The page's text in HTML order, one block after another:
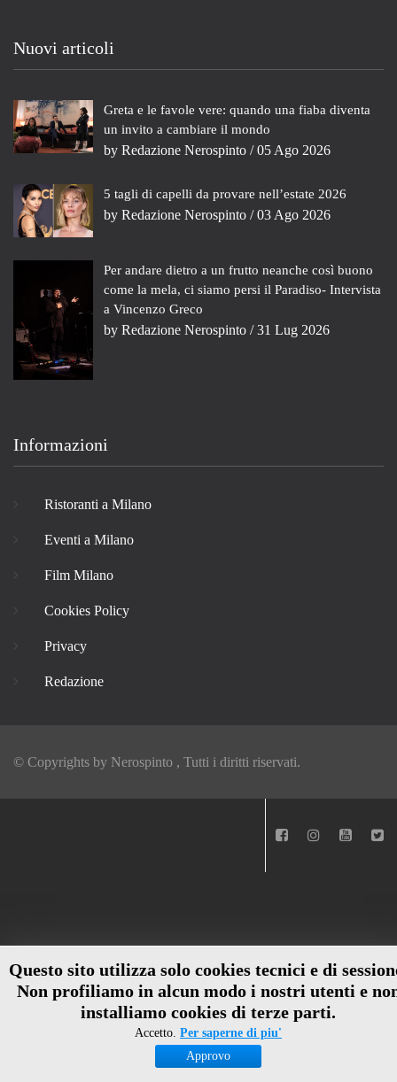
Questo sito utilizza solo cookies tecnici e di
Non profiliamo in alcun modo i nostri utenti e
installiamo cookies di terze parti.
Accetto. Per saperne di piu'
Approvo
Nuovi articoli
Greta e le favole vere: quando una fiaba diventa
un invito a cambiare il mondo
by Redazione Nerospinto / 05 Ago 2026
5 tagli di capelli da provare nell’estate 2026
by Redazione Nerospinto / 03 Ago 2026
Per andare dietro a un frutto neanche così buono
come la mela, ci siamo persi il Paradiso- Intervista
a Vincenzo Greco
by Redazione Nerospinto / 31 Lug 2026
Informazioni
Ristoranti a Milano
Eventi a Milano
Film Milano
Cookies Policy
Privacy
Redazione
© Copyrights by Nerospinto , Tutti i diritti riservati.